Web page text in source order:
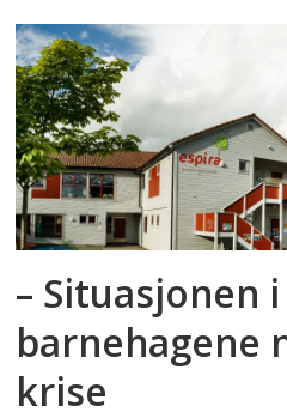
– Situasjonen i
barnehagene
krise